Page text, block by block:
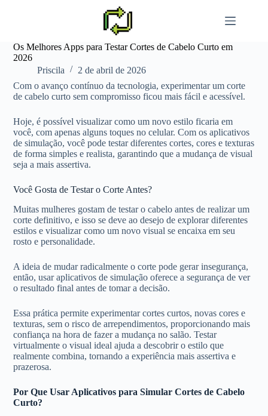
Os Melhores Apps para Testar Cortes de Cabelo Curto em
2026
Priscila
2 de abril de 2026
Com o avanço contínuo da tecnologia, experimentar um corte
de cabelo curto sem compromisso ficou mais fácil e acessível.
Hoje, é possível visualizar como um novo estilo ficaria em
você, com apenas alguns toques no celular. Com os aplicativos
de simulação, você pode testar diferentes cortes, cores e texturas
de forma simples e realista, garantindo que a mudança de visual
seja a mais assertiva.
Você Gosta de Testar o Corte Antes?
Muitas mulheres gostam de testar o cabelo antes de realizar um
corte definitivo, e isso se deve ao desejo de explorar diferentes
estilos e visualizar como um novo visual se encaixa em seu
rosto e personalidade.
A ideia de mudar radicalmente o corte pode gerar insegurança,
então, usar aplicativos de simulação oferece a segurança de ver
o resultado final antes de tomar a decisão.
Essa prática permite experimentar cortes curtos, novas cores e
texturas, sem o risco de arrependimentos, proporcionando mais
confiança na hora de fazer a mudança no salão. Testar
virtualmente o visual ideal ajuda a descobrir o estilo que
realmente combina, tornando a experiência mais assertiva e
prazerosa.
Por Que Usar Aplicativos para Simular Cortes de Cabelo
Curto?